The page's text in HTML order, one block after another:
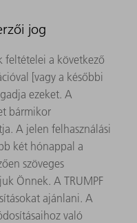
jog
feltételei a következő
[vagy a későbbi
ezeket. A
bármikor
A jelen felhasználási
két hónappal a
szöveges
Önnek. A TRUMPF
ajánlani. A
való